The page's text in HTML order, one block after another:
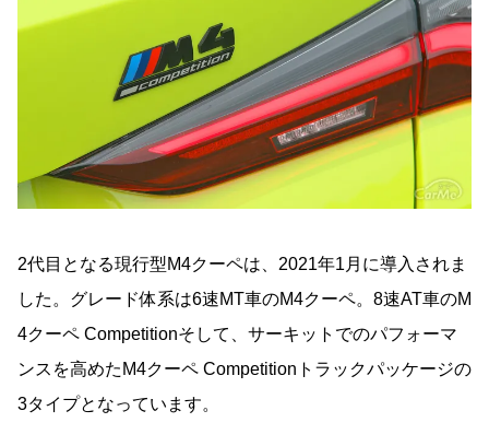
2代目となる現行型M4クーペは、2021年1月に導入されま
した。グレード体系は6速MT車のM4クーペ。8速AT車のM
4クーペ Competitionそして、サーキットでのパフォーマ
ンスを高めたM4クーペ Competitionトラックパッケージの
3タイプとなっています。